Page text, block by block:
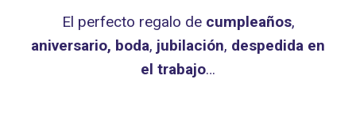
El perfecto regalo de cumpleaños,
aniversario, boda, jubilación, despedida en
el trabajo…